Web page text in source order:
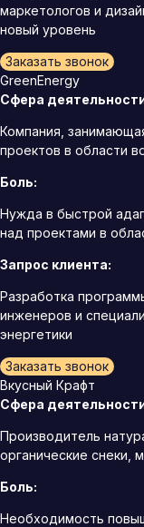
маркетологов и
новый уровень
Заказать звонок
GreenEnergy
Сфера
Компания,
проектов в области
Боль:
Нужда в быстрой
над проектами в
Запрос клиента:
Разработка
инженеров и
энергетики
Заказать звонок
Вкусный Крафт
Сфера
Производитель
органические снеки,
Боль:
Необходимость